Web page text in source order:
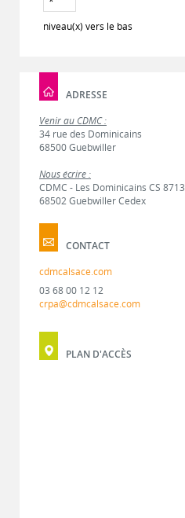
niveau(x) vers le bas
ADRESSE
Venir au CDMC :
34 rue des Dominicains
68500 Guebwiller
Nous écrire :
CDMC - Les Dominicains CS 8713
68502 Guebwiller Cedex
CONTACT
cdmcalsace.com
03 68 00 12 12
crpa@cdmcalsace.com
PLAN D'ACCÈS